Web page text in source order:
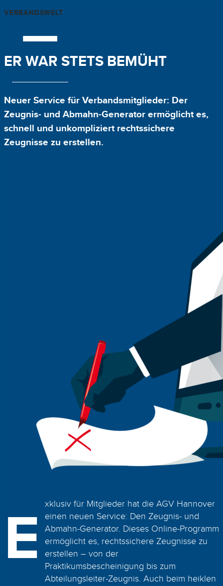
VERBANDSWELT
ER WAR STETS BEMÜHT
Neuer Service für Verbandsmitglieder: Der
Zeugnis- und Abmahn-Generator ermöglicht es,
schnell und unkompliziert rechtssichere
Zeugnisse zu erstellen.
E xklusiv für Mitglieder hat die AGV Hannover
einen neuen Service: Den Zeugnis- und
Abmahn-Generator. Dieses Online-Programm
ermöglicht es, rechtssichere Zeugnisse zu
erstellen – von der
Praktikumsbescheinigung bis zum
Abteilungsleiter-Zeugnis. Auch beim heiklen